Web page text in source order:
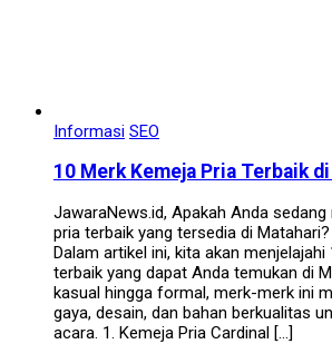
Informasi SEO
10 Merk Kemeja Pria Terbaik
JawaraNews.id, Apakah Anda
pria terbaik yang tersedia di
Dalam artikel ini, kita akan
terbaik yang dapat Anda temukan di
kasual hingga formal, merk-merk ini
gaya, desain, dan bahan berkualitas
acara. 1. Kemeja Pria Cardinal […]